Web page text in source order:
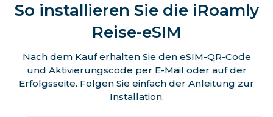
So installieren Sie die iRoamly
Reise-eSIM
Nach dem Kauf erhalten Sie den eSIM-QR-Code
und Aktivierungscode per E-Mail oder auf der
Erfolgsseite. Folgen Sie einfach der Anleitung zur
Installation.